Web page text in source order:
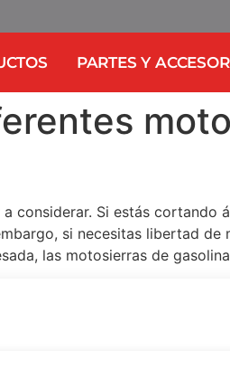
PARTES Y
considerar. Si estás
si necesitas libertad
las motosierras de